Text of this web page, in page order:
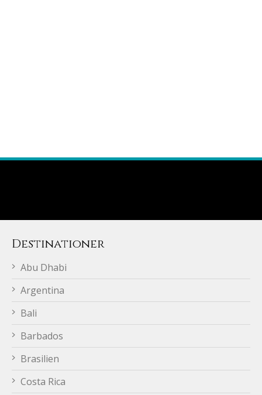
Destinationer
Abu Dhabi
Argentina
Bali
Barbados
Brasilien
Costa Rica